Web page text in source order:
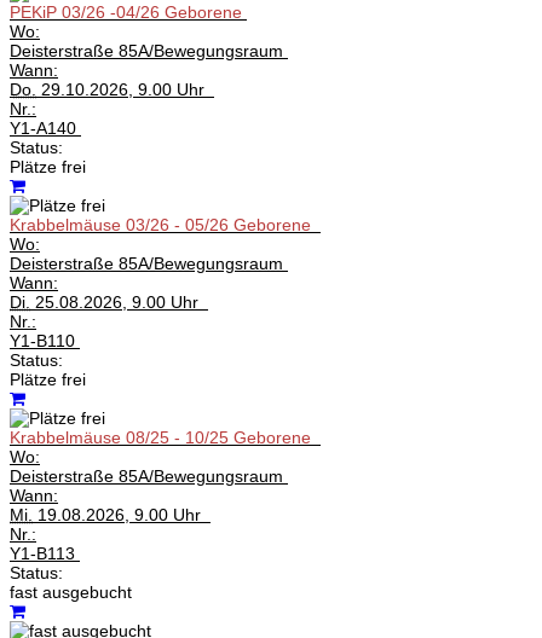
PEKiP 03/26 -04/26 Geborene
Wo:
Deisterstraße 85A/Bewegungsraum
Wann:
Do. 29.10.2026, 9.00 Uhr
Nr.:
Y1-A140
Status:
Plätze frei
Krabbelmäuse 03/26 - 05/26 Geborene
Wo:
Deisterstraße 85A/Bewegungsraum
Wann:
Di. 25.08.2026, 9.00 Uhr
Nr.:
Y1-B110
Status:
Plätze frei
Krabbelmäuse 08/25 - 10/25 Geborene
Wo:
Deisterstraße 85A/Bewegungsraum
Wann:
Mi. 19.08.2026, 9.00 Uhr
Nr.:
Y1-B113
Status:
fast ausgebucht